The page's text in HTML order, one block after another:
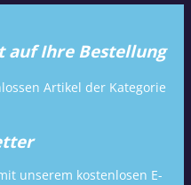
auf Ihre Bestellung
Artikel der Kategorie
unserem kostenlosen E-